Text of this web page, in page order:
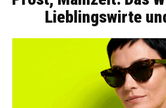
Lieblingswirte